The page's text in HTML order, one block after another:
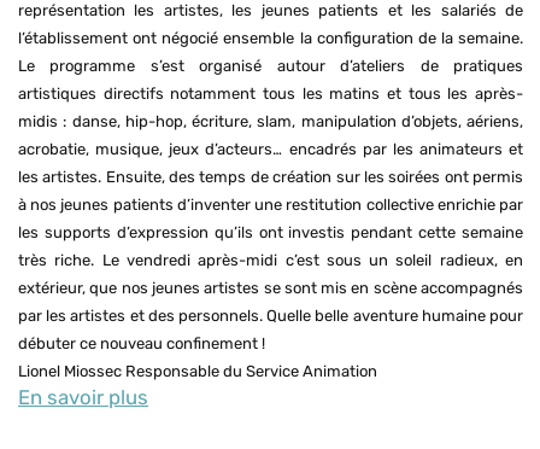
représentation les artistes, les jeunes patients et les salariés de
l’établissement ont négocié ensemble la configuration de la semaine.
Le programme s’est organisé autour d’ateliers de pratiques
artistiques directifs notamment tous les matins et tous les après-
midis : danse, hip-hop, écriture, slam, manipulation d’objets, aériens,
acrobatie, musique, jeux d’acteurs… encadrés par les animateurs et
les artistes. Ensuite, des temps de création sur les soirées ont permis
à nos jeunes patients d’inventer une restitution collective enrichie par
les supports d’expression qu’ils ont investis pendant cette semaine
très riche. Le vendredi après-midi c’est sous un soleil radieux, en
extérieur, que nos jeunes artistes se sont mis en scène accompagnés
par les artistes et des personnels. Quelle belle aventure humaine pour
débuter ce nouveau confinement !
Lionel Miossec Responsable du Service Animation
En savoir plus